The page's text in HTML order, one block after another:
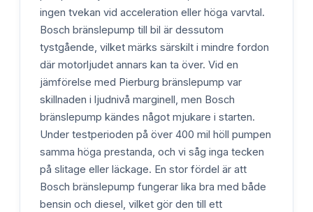
ingen tvekan vid acceleration eller höga varvtal.
Bosch bränslepump till bil är dessutom
tystgående, vilket märks särskilt i mindre fordon
där motorljudet annars kan ta över. Vid en
jämförelse med Pierburg bränslepump var
skillnaden i ljudnivå marginell, men Bosch
bränslepump kändes något mjukare i starten.
Under testperioden på över 400 mil höll pumpen
samma höga prestanda, och vi såg inga tecken
på slitage eller läckage. En stor fördel är att
Bosch bränslepump fungerar lika bra med både
bensin och diesel, vilket gör den till ett